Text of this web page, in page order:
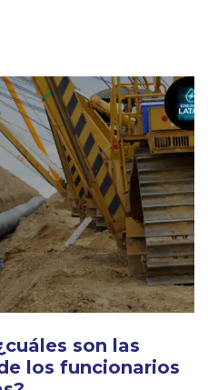
son las
los funcionarios